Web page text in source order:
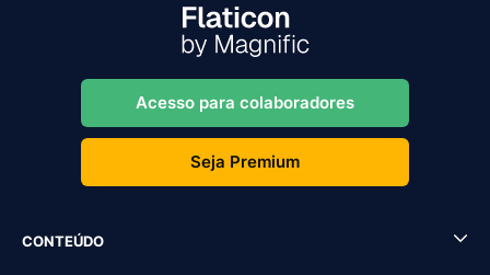
Acesso para colaboradores
Seja Premium
CONTEÚDO